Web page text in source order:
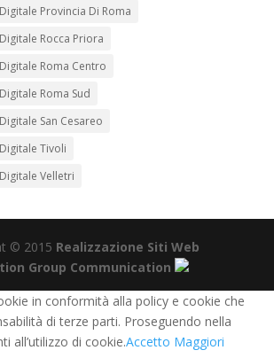
Provincia Di Roma
Rocca Priora
Roma Centro
Roma Sud
San Cesareo
Tivoli
Velletri
© 2015 Realizzazione Siti Web
Group Communication
in conformità alla policy e cookie che
di terze parti. Proseguendo nella
all’utilizzo di cookie.Accetto Maggiori